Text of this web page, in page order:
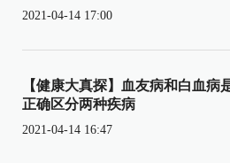
2021-04-14 17:00
【健康大真探】血友病和白血病
正确区分两种疾病
2021-04-14 16:47